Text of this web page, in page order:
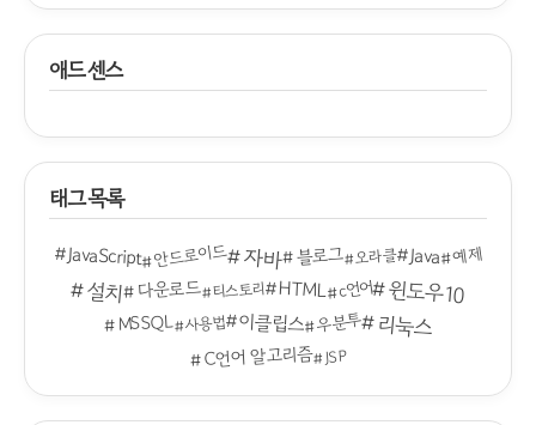
애드센스
태그목록
JavaScript 안드로이드 자바 블로그 오라클 Java 예제
설치 다운로드 티스토리 HTML c언어 윈도우10
MSSQL 사용법 이클립스 우분투 리눅스
C언어 알고리즘 JSP